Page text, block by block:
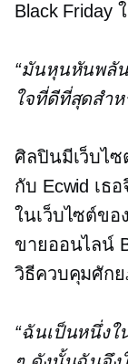
Black Friday
“มันหุนหันพลั
ใจที่ดีที่สุดสำ
ศิลปินมีเว็บไ
กับ Ecwid เธ
ในเว็บไซต์ขอ
ขายออนไลน์
วิธีควบคุมศัก
“ฉันเป็นหนึ่งใ